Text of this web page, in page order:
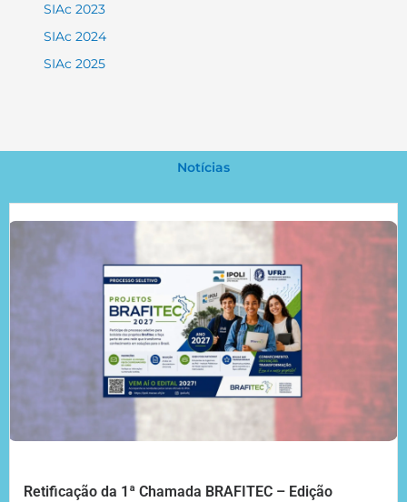
SIAc 2023
SIAc 2024
SIAc 2025
Notícias
Retificação da 1ª Chamada BRAFITEC – Edição